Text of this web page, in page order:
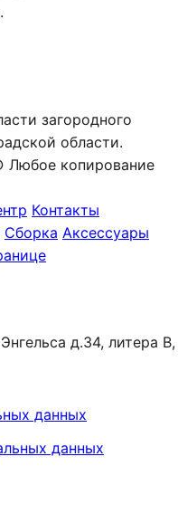
загородного
области.
копирование
Контакты
Сборка Аксессуары
д.34, литера В,
данных
данных